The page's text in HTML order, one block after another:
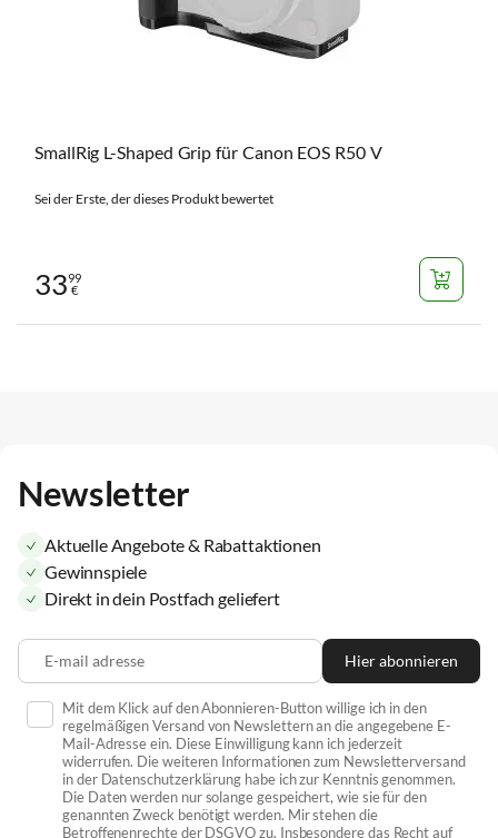
SmallRig L-Shaped Grip für Canon EOS R50 V
Sei der Erste, der dieses Produkt bewertet
3399
€
Newsletter
Aktuelle Angebote & Rabattaktionen
Gewinnspiele
Direkt in dein Postfach geliefert
E-mail adresse Hier abonnieren
Mit dem Klick auf den Abonnieren-Button willige ich in den
regelmäßigen Versand von Newslettern an die angegebene E-
Mail-Adresse ein. Diese Einwilligung kann ich jederzeit
widerrufen. Die weiteren Informationen zum Newsletterversand
in der Datenschutzerklärung habe ich zur Kenntnis genommen.
Die Daten werden nur solange gespeichert, wie sie für den
genannten Zweck benötigt werden. Mir stehen die
Betroffenenrechte der DSGVO zu. Insbesondere das Recht auf